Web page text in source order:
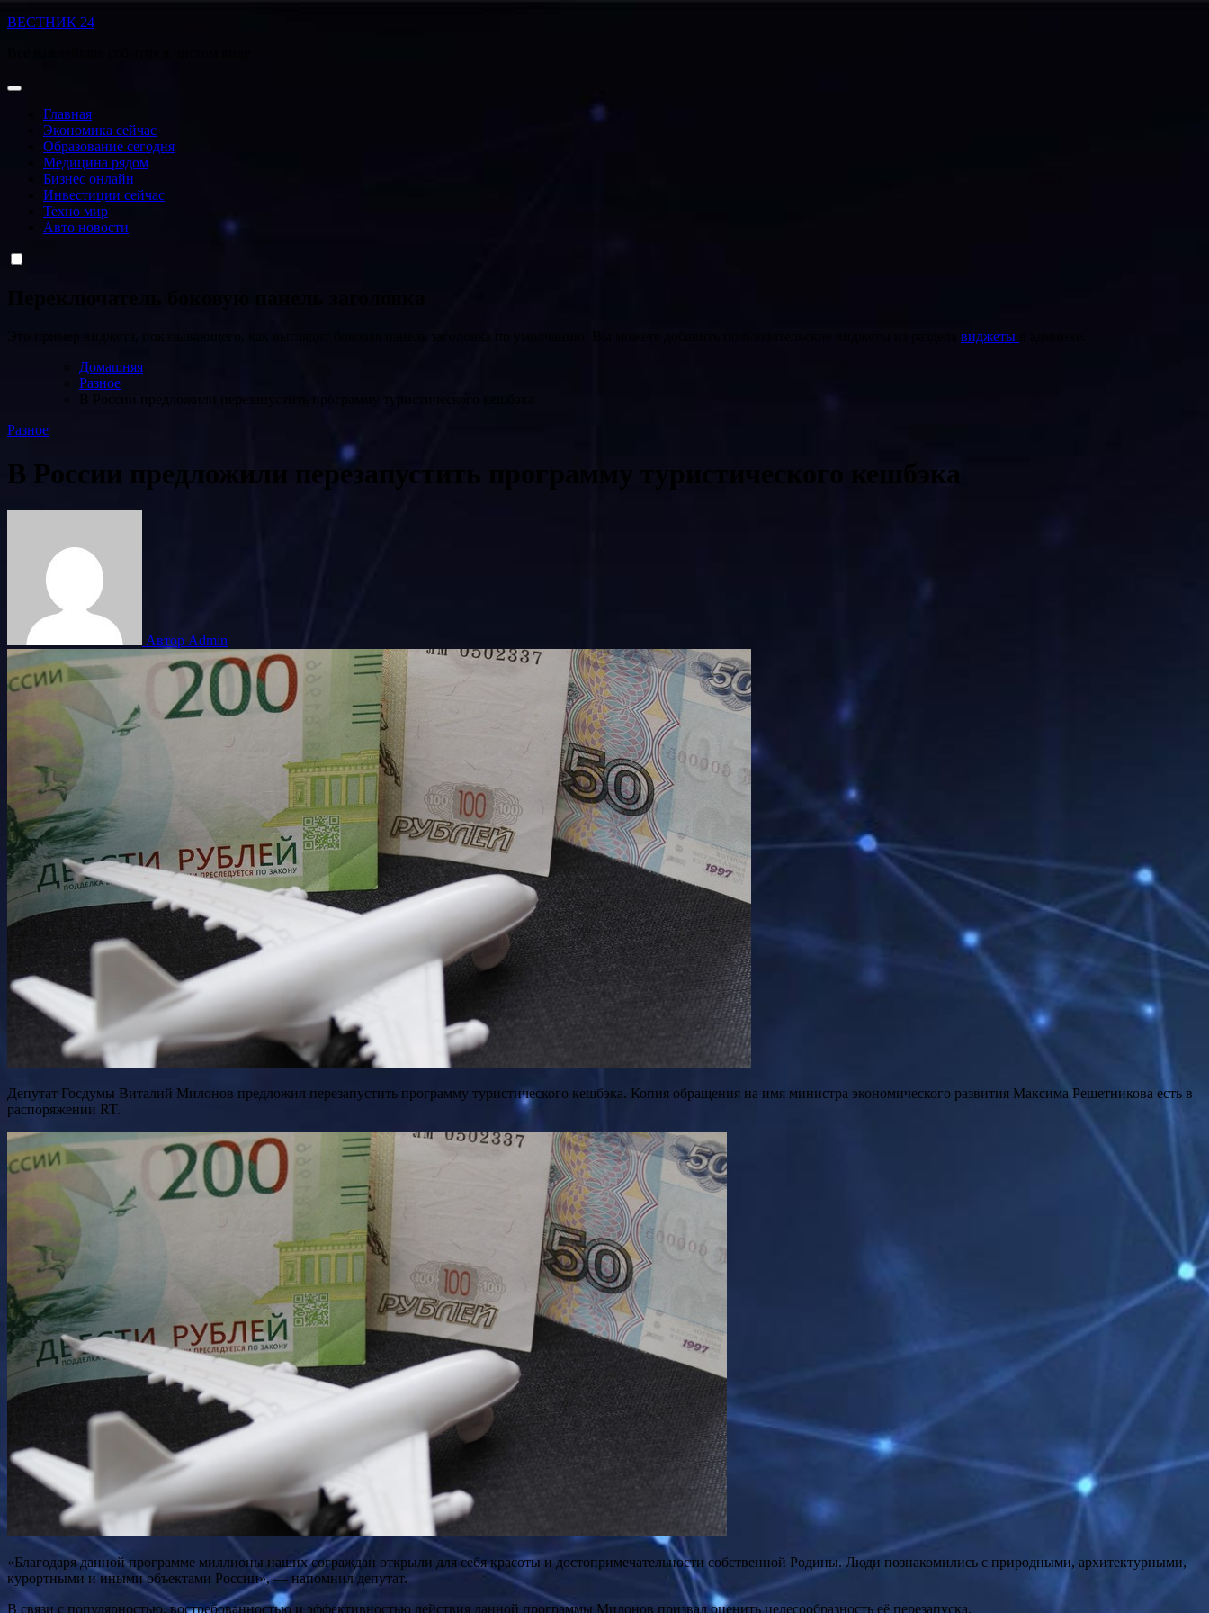
Перейти
ВЕСТНИК 24
Главная
Экономика сейчас
Образование сегодня
Медицина рядом
Бизнес онлайн
Инвестиции сейчас
Техно мир
Авто новости
виджеты
Домашняя
Разное
В России предложили перезапустить программу туристического кешбэка
Разное
В России предложили перезапустить программу туристического кешбэка
Автор Admin
Депутат Госдумы Виталий Милонов предложил перезапустить программу туристического кешбэка. Копия обращения на имя министра экономического развития Максима Решетникова есть в
распоряжении RT.
«Благодаря данной программе миллионы наших сограждан открыли для себя красоты и достопримечательности собственной Родины. Люди познакомились с природными, архитектурными,
курортными и иными объектами России», — напомнил депутат.
В связи с популярностью, востребованностью и эффективностью действия данной программы Милонов призвал оценить целесообразность её перезапуска.